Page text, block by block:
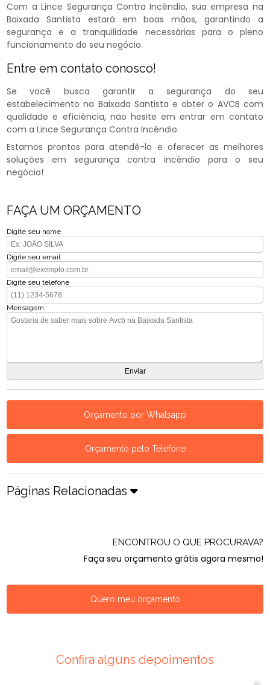
Com a Lince Segurança Contra Incêndio, sua empresa na
Baixada Santista estará em boas mãos, garantindo a
segurança e a tranquilidade necessárias para o pleno
funcionamento do seu negócio.
Entre em contato conosco!
Se você busca garantir a segurança do seu
estabelecimento na Baixada Santista e obter o AVCB com
qualidade e eficiência, não hesite em entrar em contato
com a Lince Segurança Contra Incêndio.
Estamos prontos para atendê-lo e oferecer as melhores
soluções em segurança contra incêndio para o seu
negócio!
FAÇA UM ORÇAMENTO
Digite seu nome
Digite seu email
Digite seu telefone
Mensagem
Orçamento por Whatsapp
Orçamento pelo Telefone
Páginas Relacionadas
ENCONTROU O QUE PROCURAVA?
Faça seu orçamento grátis agora mesmo!
Quero meu orçamento
Confira alguns depoimentos